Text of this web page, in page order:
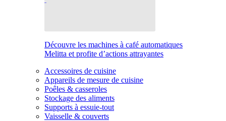
Découvre les machines à café automatiques
Melitta et profite d’actions attrayantes
Accessoires de cuisine
Appareils de mesure de cuisine
Poêles & casseroles
Stockage des aliments
Supports à essuie-tout
Vaisselle & couverts